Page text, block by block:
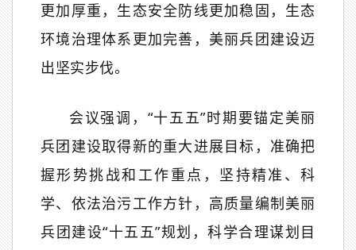
更加厚重，生态安全防线更加稳固，生态
环境治理体系更加完善，美丽兵团建设迈
出坚实步伐。
会议强调， “十五五”时期要锚定美丽
兵团建设取得新的重大进展目标，准确把
握形势挑战和工作重点，坚持精准、科
学、依法治污工作方针，高质量编制美丽
兵团建设“十五五”规划，科学合理谋划目